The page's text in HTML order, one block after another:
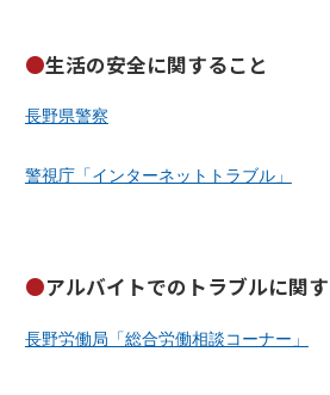
生活の安全に関すること
長野県警察
警視庁「インターネットトラブル」
アルバイトでのトラブルに関
長野労働局「総合労働相談コーナー」